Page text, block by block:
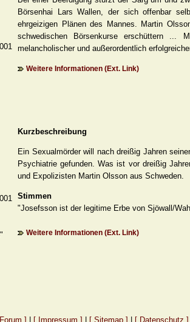
Börsenhai Lars Wallen, der sich offenbar
ehrgeizigen Plänen des Mannes. Martin
schwedischen Börsenkurse erschüttern ...
melancholischer und außerordentlich
Weitere Informationen (Ext. Link)
Kurzbeschreibung
Ein Sexualmörder will nach dreißig Jahren
Psychiatrie gefunden. Was ist vor dreißig
und Expolizisten Martin Olsson aus Schweden.
Stimmen
"Josefsson ist der legitime Erbe von Sjöwall/
Weitere Informationen (Ext. Link)
] [ Impressum ] [ Sitemap ] [ Datenschutz ]